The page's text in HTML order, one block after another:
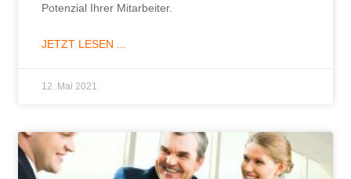
Potenzial Ihrer Mitarbeiter.
JETZT LESEN ...
12. Mai 2021